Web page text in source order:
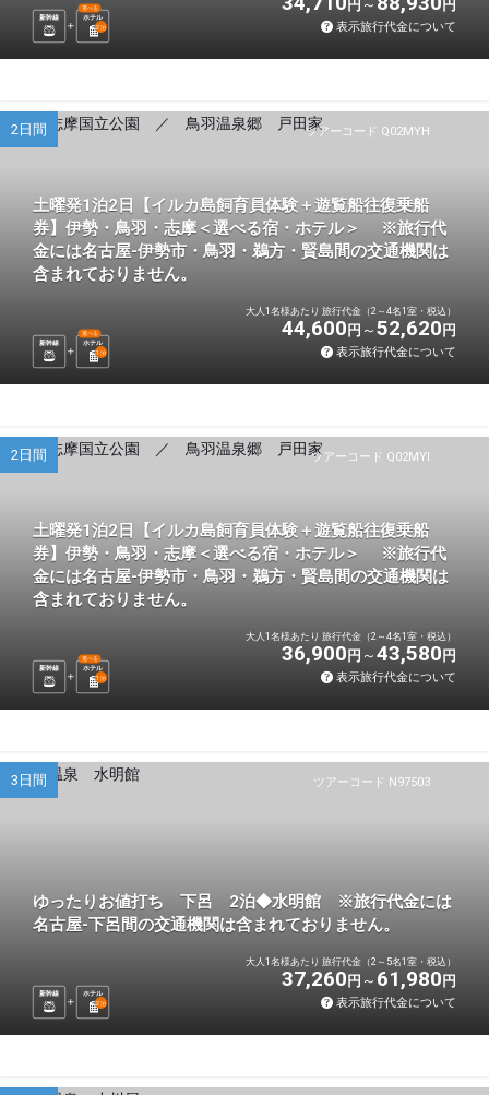
新幹線 ホテル
選べる
2泊
円 円
表示旅行代金について
ツアーコード Q02MYH
2日間
土曜発1泊2日【イルカ島飼育員体験＋遊覧船往復乗船
券】伊勢・鳥羽・志摩＜選べる宿・ホテル＞ ※旅行代
金には名古屋-伊勢市・鳥羽・鵜方・賢島間の交通機関は
含まれておりません。
新幹線 ホテル
選べる
1 泊
大人1名様あたり 旅行代金（2～4名1室・税込）
44,600 円 52,620 円
表示旅行代金について
ツアーコード Q02MYI
2日間
土曜発1泊2日【イルカ島飼育員体験＋遊覧船往復乗船
券】伊勢・鳥羽・志摩＜選べる宿・ホテル＞ ※旅行代
金には名古屋-伊勢市・鳥羽・鵜方・賢島間の交通機関は
含まれておりません。
新幹線 ホテル
選べる
1 泊
大人1名様あたり 旅行代金（2～4名1室・税込）
36,900 円 43,580 円
表示旅行代金について
ツアーコード N97503
3日間
ゆったりお値打ち 下呂 2泊◆水明館 ※旅行代金には
名古屋-下呂間の交通機関は含まれておりません。
新幹線
ホテル
2泊
大人1名様あたり 旅行代金（2～5名1室・税込）
37,260 円 61,980 円
表示旅行代金について